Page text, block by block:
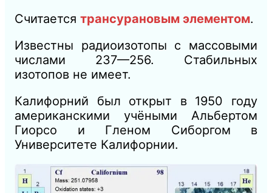
Считается трансурановым элементом.
Известны радиоизотопы с массовыми
числами 237—256. Стабильных
изотопов не имеет.
Калифорний был открыт в 1950 году
американскими учёными Альбертом
Гиорсо и Гленом Сиборгом в
Университете Калифорнии.